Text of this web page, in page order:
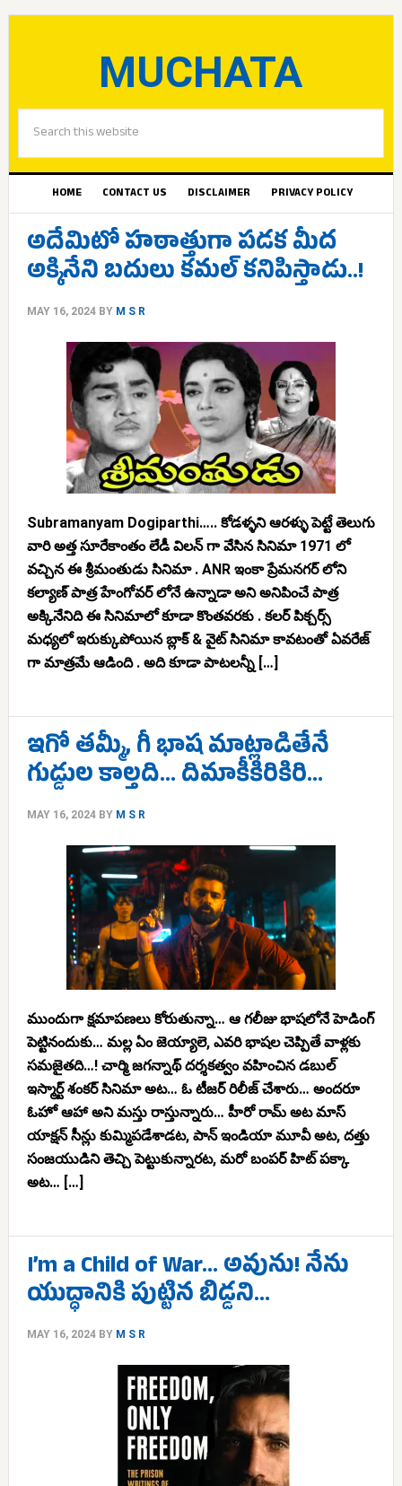
MUCHATA
HOME CONTACT US DISCLAIMER PRIVACY POLICY
అదేమిటో హఠాత్తుగా పడక మీద
అక్కినేని బదులు కమల్ కనిపిస్తాడు..!
MAY 16, 2024BY M S R
Subramanyam Dogiparthi….. కోడళ్ళని ఆరళ్ళు పెట్టే తెలుగు
వారి అత్త సూరేకాంతం లేడీ విలన్ గా వేసిన సినిమా 1971 లో
వచ్చిన ఈ శ్రీమంతుడు సినిమా . ANR ఇంకా ప్రేమనగర్ లోని
కల్యాణ్ పాత్ర హేంగోవర్ లోనే ఉన్నాడా అని అనిపించే పాత్ర
అక్కినేనిది ఈ సినిమాలో కూడా కొంతవరకు . కలర్ పిక్చర్స్
మధ్యలో ఇరుక్కుపోయిన బ్లాక్ & వైట్ సినిమా కావటంతో ఏవరేజ్
గా మాత్రమే ఆడింది . అది కూడా పాటలన్నీ […]
ఇగో తమ్మీ, గీ భాష మాట్లాడితేనే
గుడ్డుల కాల్తది… దిమాకీకిరికిరి…
MAY 16, 2024BY M S R
ముందుగా క్షమాపణలు కోరుతున్నా… ఆ గలీజు భాషలోనే హెడింగ్
పెట్టినందుకు… మల్ల ఏం జెయ్యాలె, ఎవరి భాషల చెప్పితే వాళ్లకు
సమజైతది…! చార్మి జగన్నాథ్ దర్శకత్వం వహించిన డబుల్
ఇస్మార్ట్ శంకర్ సినిమా అట… ఓ టీజర్ రిలీజ్ చేశారు… అందరూ
ఓహో ఆహా అని మస్తు రాస్తున్నారు… హీరో రామ్ అట మాస్
యాక్షన్ సీన్లు కుమ్మిపడేశాడట, పాన్ ఇండియా మూవీ అట, దత్తు
సంజయుడిని తెచ్చి పెట్టుకున్నారట, మరో బంపర్ హిట్ పక్కా
అట… […]
I’m a Child of War… అవును! నేను
యుద్ధానికి పుట్టిన బిడ్డని…
MAY 16, 2024BY M S R